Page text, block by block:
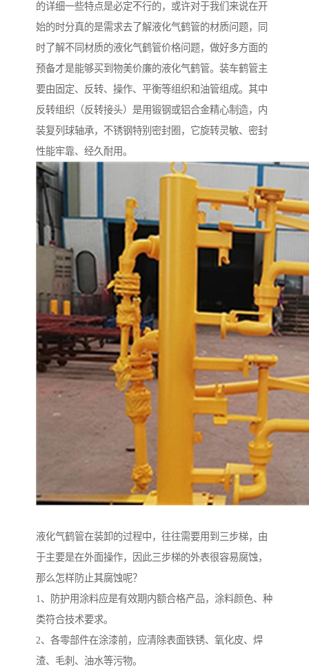
的详细一些特点是必定不行的，或许对于我们来说在开
始的时分真的是需求去了解液化气鹤管的材质问题，同
时了解不同材质的液化气鹤管价格问题，做好多方面的
预备才是能够买到物美价廉的液化气鹤管。装车鹤管主
要由固定、反转、操作、平衡等组织和油管组成。其中
反转组织（反转接头）是用锻钢或铝合金精心制造，内
装复列球轴承，不锈钢特别密封圈，它旋转灵敏、密封
性能牢靠、经久耐用。
液化气鹤管在装卸的过程中，往往需要用到三步梯，由
于主要是在外面操作，因此三步梯的外表很容易腐蚀，
那么怎样防止其腐蚀呢？
1、防护用涂料应是有效期内额合格产品，涂料颜色、种
类符合技术要求。
2、各零部件在涂漆前，应清除表面铁锈、氧化皮、焊
渣、毛刺、油水等污物。